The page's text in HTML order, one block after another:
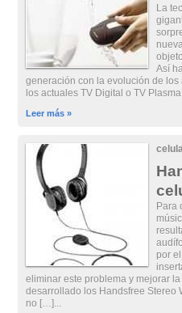
La
Así
generación con la evolución de
los actuales TV Digital o TV
Leer más »
Para
por
eliminar este problema y mejorar
desarrollado los Handsfree Stereo
no […]...